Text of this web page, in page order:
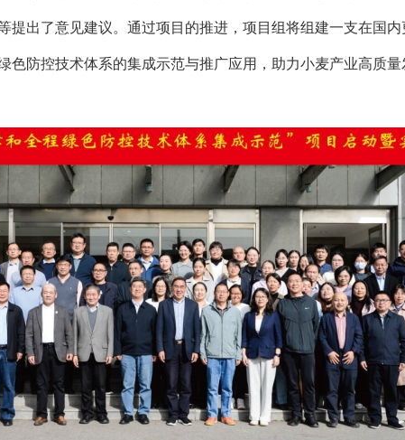
提出了意见建议。通过项目的推进，项目组将组建一支在国
色防控技术体系的集成示范与推广应用，助力小麦产业高质量